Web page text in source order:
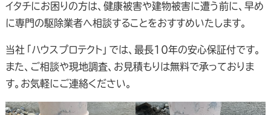
イタチにお困りの方は、健康被害や建物被害に遭う前に、早め
に専門の駆除業者へ相談することをおすすめいたします。
当社「ハウスプロテクト」では、最長10年の安心保証付です。
また、ご相談や現地調査、お見積もりは無料で承っておりま
す。お気軽にご連絡ください。